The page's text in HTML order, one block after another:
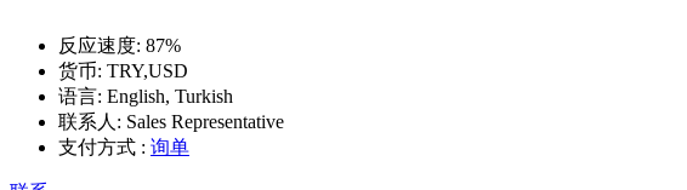
反应速度: 87%
货币: TRY,USD
语言: English, Turkish
联系人: Sales Representative
支付方式 : 询单